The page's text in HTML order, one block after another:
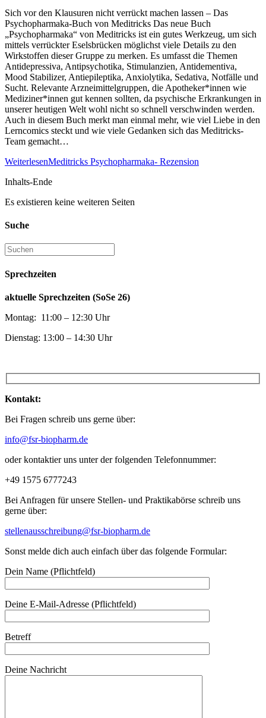
Sich vor den Klausuren nicht verrückt machen lassen – Das
Psychopharmaka-Buch von Meditricks Das neue Buch
„Psychopharmaka“ von Meditricks ist ein gutes Werkzeug, um sich
mittels verrückter Eselsbrücken möglichst viele Details zu den
Wirkstoffen dieser Gruppe zu merken. Es umfasst die Themen
Antidepressiva, Antipsychotika, Stimulanzien, Antidementiva,
Mood Stabilizer, Antiepileptika, Anxiolytika, Sedativa, Notfälle und
Sucht. Relevante Arzneimittelgruppen, die Apotheker*innen wie
Mediziner*innen gut kennen sollten, da psychische Erkrankungen in
unserer heutigen Welt wohl nicht so schnell verschwinden werden.
Auch in diesem Buch merkt man einmal mehr, wie viel Liebe in den
Lerncomics steckt und wie viele Gedanken sich das Meditricks-
Team gemacht…
WeiterlesenMeditricks Psychopharmaka- Rezension
Inhalts-Ende
Es existieren keine weiteren Seiten
Suche
Sprechzeiten
aktuelle Sprechzeiten (SoSe 26)
Montag: 11:00 – 12:30 Uhr
Dienstag: 13:00 – 14:30 Uhr
Kontakt:
Bei Fragen schreib uns gerne über:
info@fsr-biopharm.de
oder kontaktier uns unter der folgenden Telefonnummer:
+49 1575 6777243
Bei Anfragen für unsere Stellen- und Praktikabörse schreib uns
gerne über:
stellenausschreibung@fsr-biopharm.de
Sonst melde dich auch einfach über das folgende Formular:
Dein Name (Pflichtfeld)
Deine E-Mail-Adresse (Pflichtfeld)
Betreff
Deine Nachricht